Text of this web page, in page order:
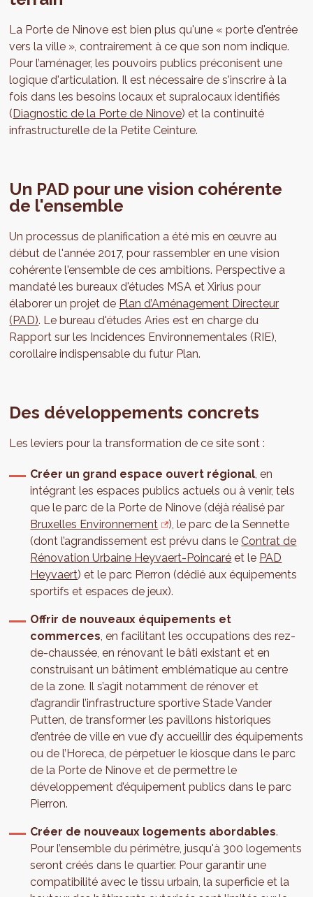
La Porte de Ninove est bien plus qu'une « porte d'entrée
vers la ville », contrairement à ce que son nom indique.
Pour l’aménager, les pouvoirs publics préconisent une
logique d'articulation. Il est nécessaire de s'inscrire à la
fois dans les besoins locaux et supralocaux identifiés
( Diagnostic de la Porte de Ninove) et la continuité
infrastructurelle de la Petite Ceinture.
Un PAD pour une vision cohérente
de l'ensemble
Un processus de planification a été mis en œuvre au
début de l'année 2017, pour rassembler en une vision
cohérente l'ensemble de ces ambitions. Perspective a
mandaté les bureaux d'études MSA et Xirius pour
élaborer un projet de Plan d’Aménagement Directeur
(PAD). Le bureau d'études Aries est en charge du
Rapport sur les Incidences Environnementales (RIE),
corollaire indispensable du futur Plan.
Des développements concrets
Les leviers pour la transformation de ce site sont :
Créer un grand espace ouvert régional, en
intégrant les espaces publics actuels ou à venir, tels
que le parc de la Porte de Ninove (déjà réalisé par
Bruxelles Environnement
), le parc de la Sennette
(dont l’agrandissement est prévu dans leContrat de
Rénovation Urbaine Heyvaert-Poincaré et le PAD
Heyvaert) et le parc Pierron (dédié aux équipements
sportifs et espaces de jeux).
Offrir de nouveaux équipements et
commerces, en facilitant les occupations des rez-
de-chaussée, en rénovant le bâti existant et en
construisant un bâtiment emblématique au centre
de la zone. Il s’agit notamment de rénover et
d’agrandir l’infrastructure sportive Stade Vander
Putten, de transformer les pavillons historiques
d’entrée de ville en vue d’y accueillir des équipements
ou de l’Horeca, de pérpetuer le kiosque dans le parc
de la Porte de Ninove et de permettre le
développement d’équipement publics dans le parc
Pierron.
Créer de nouveaux logements abordables.
Pour l’ensemble du périmètre, jusqu'à 300 logements
seront créés dans le quartier. Pour garantir une
compatibilité avec le tissu urbain, la superficie et la